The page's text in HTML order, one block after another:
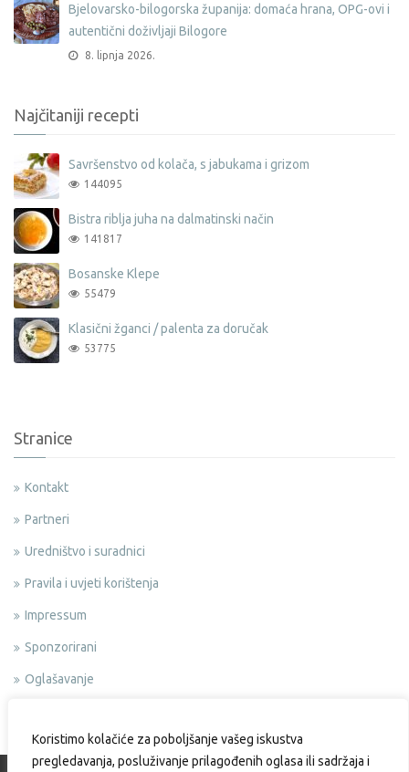
Koristimo kolačiće za poboljšanje vašeg iskustva
pregledavanja, posluživanje prilagođenih oglasa ili sadržaja i
Bjelovarsko-bilogorska županija: domaća hrana, OPG-ovi i
autentični doživljaji Bilogore
8. lipnja 2026.
Najčitaniji recepti
Savršenstvo od kolača, s jabukama i grizom
144095
Bistra riblja juha na dalmatinski način
141817
Bosanske Klepe
55479
Klasični žganci / palenta za doručak
53775
Stranice
Kontakt
Partneri
Uredništvo i suradnici
Pravila i uvjeti korištenja
Impressum
Sponzorirani
Oglašavanje